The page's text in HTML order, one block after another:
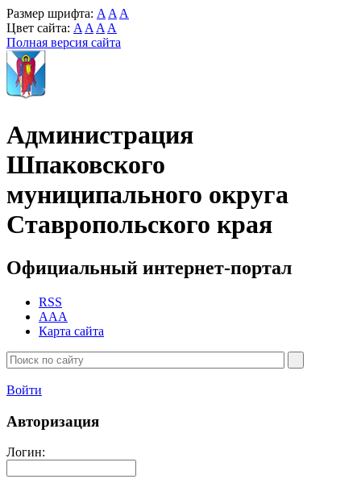
Размер шрифта: A A A
Цвет сайта: A A A A
Полная версия сайта
Администрация
Шпаковского
муниципального округа
Ставропольского края
Официальный интернет-портал
RSS
AAA
Карта сайта
Войти
Авторизация
Логин: